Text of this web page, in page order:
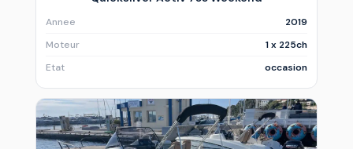
Annee
2019
Moteur
1 x 225ch
Etat
occasion